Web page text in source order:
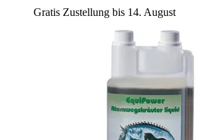
Gratis Zustellung bis 14. August